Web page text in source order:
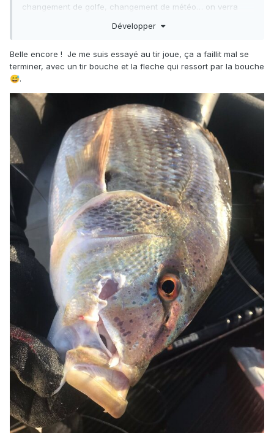
changement de golfe, changement de météo… on verra
Développer
Belle encore ! Je me suis essayé au tir joue, ça a faillit mal se
terminer, avec un tir bouche et la fleche qui ressort par la bouche
😅.